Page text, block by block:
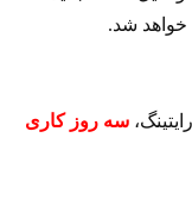
خواهد شد.
سه روز کاری